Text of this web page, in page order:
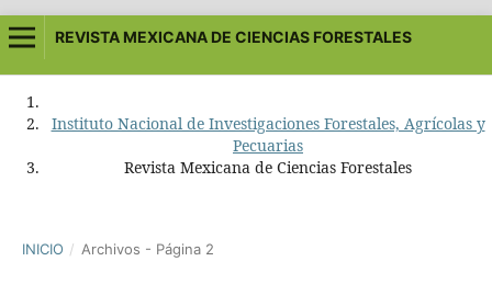
REVISTA MEXICANA DE CIENCIAS FORESTALES
Instituto Nacional de Investigaciones Forestales, Agrícolas y
Pecuarias
Revista Mexicana de Ciencias Forestales
INICIO / Archivos - Página 2